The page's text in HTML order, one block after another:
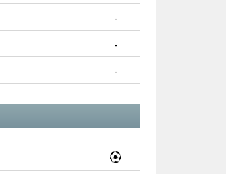
-
-
-